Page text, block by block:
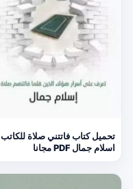
تحميل كتاب فاتتني صلاة للكاتب
اسلام جمال PDF مجانا